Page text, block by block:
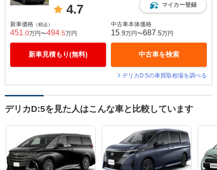
4.7 マイカー登録
新車価格 （税込）
451 .0万円〜494 .5万円
新車見積もり(無料)
中古車本体価格
15 .9万円〜687 .5万円
中古車を検索
デリカD:5の車買取相場を調べる
デリカD:5を見た人はこんな車と比較しています